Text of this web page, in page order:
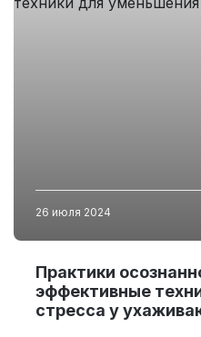
26 июля 2024
Практики
эффективные
стресса у